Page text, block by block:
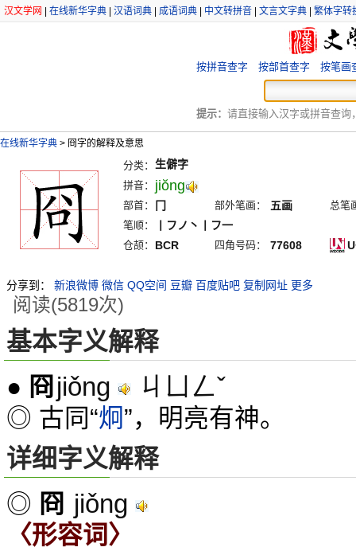
汉文学网 在线新华字典 汉语词典 成语词典 中文转拼音 文言文字典 繁体字转
按拼音查字 按部首查字 按笔画
提示： 请直接输入汉字或拼音查询
在线新华字典 > 冏字的解释及意思
分类： 生僻字
拼音： jiŏng
部首： 冂 部外笔画： 五画
总笔
笔顺：
丨フノ丶丨フ一
仓颉： BCR 四角号码： 77608
分享到： 新浪微博 微信 QQ空间 豆瓣 百度贴吧 复制网址 更多
阅读(5819次)
基本字义解释
● 冏 jiǒng ㄐㄩㄥˇ
◎ 古同“炯”，明亮有神。
详细字义解释
◎ 冏 jiǒng
〈形容词〉